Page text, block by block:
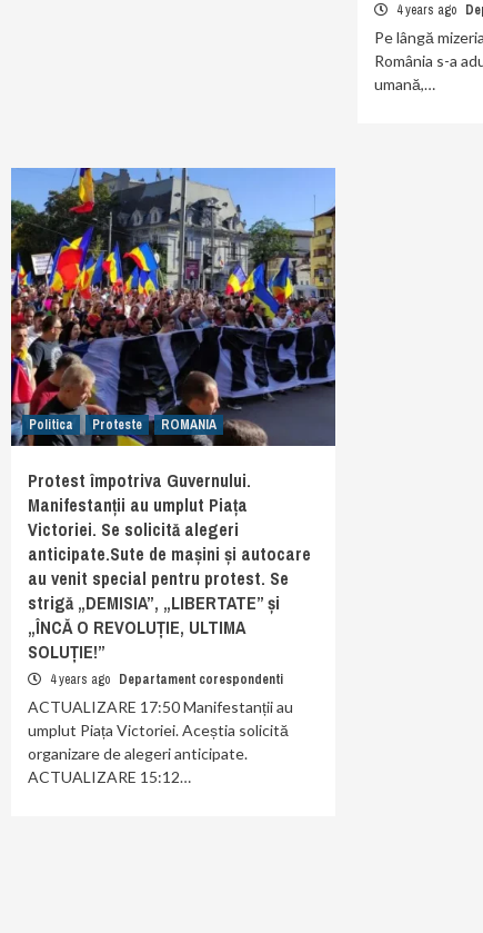
4 years ago
Pe lângă
România s-a
umană,…
Politica Proteste ROMANIA
Protest împotriva Guvernului.
Manifestanții au umplut Piața
Victoriei. Se solicită alegeri
anticipate.Sute de mașini și autocare
au venit special pentru protest. Se
strigă „DEMISIA”, „LIBERTATE” și
„ÎNCĂ O REVOLUȚIE, ULTIMA
SOLUȚIE!”
4 years ago Departament corespondenti
ACTUALIZARE 17:50 Manifestanții au
umplut Piața Victoriei. Aceștia solicită
organizare de alegeri anticipate.
ACTUALIZARE 15:12…